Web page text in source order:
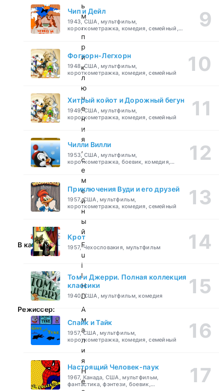
ь
м
,
п
р
и
к
л
ю
ч
е
н
и
я
,
с
е
м
е
й
н
ы
й
В качестве:
F
u
l
l
H
D
Режиссер:
А
м
а
л
и
я
Н
е
Чип и Дейл
1943, США, мультфильм,
короткометражка, комедия, семейный,
детский
Фогхорн-Легхорн
1948, США, мультфильм,
короткометражка, комедия, семейный
Хитрый койот и Дорожный бегун
1949, США, мультфильм,
короткометражка, комедия, семейный
Чилли Вилли
1953, США, мультфильм,
короткометражка, боевик, комедия,
приключения, семейный
Приключения Вуди и его друзей
1957, США, мультфильм,
короткометражка, комедия, семейный
Крот
1957, Чехословакия, мультфильм
Том и Джерри. Полная коллекция
классики
1940, США, мультфильм, комедия
Спайк и Тайк
1957, США, мультфильм,
короткометражка, комедия, семейный
Настоящий Человек-паук
1967, Канада, США, мультфильм,
фантастика, фэнтези, боевик,